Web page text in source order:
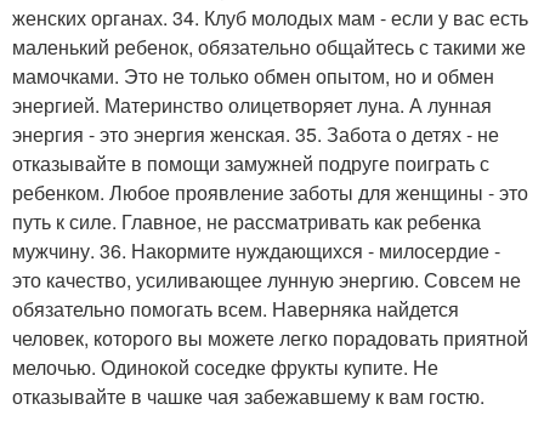
женских органах. 34. Клуб молодых мам - если у вас есть
маленький ребенок, обязательно общайтесь с такими же
мамочками. Это не только обмен опытом, но и обмен
энергией. Материнство олицетворяет луна. А лунная
энергия - это энергия женская. 35. Забота о детях - не
отказывайте в помощи замужней подруге поиграть с
ребенком. Любое проявление заботы для женщины - это
путь к силе. Главное, не рассматривать как ребенка
мужчину. 36. Накормите нуждающихся - милосердие -
это качество, усиливающее лунную энергию. Совсем не
обязательно помогать всем. Наверняка найдется
человек, которого вы можете легко порадовать приятной
мелочью. Одинокой соседке фрукты купите. Не
отказывайте в чашке чая забежавшему к вам гостю.